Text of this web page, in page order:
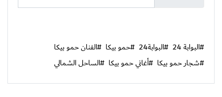
#البوابة 24 #البوابة24 #حمو بيكا #الفنان حمو بيكا
#شجار حمو بيكا #أغاني حمو بيكا #الساحل الشمالي